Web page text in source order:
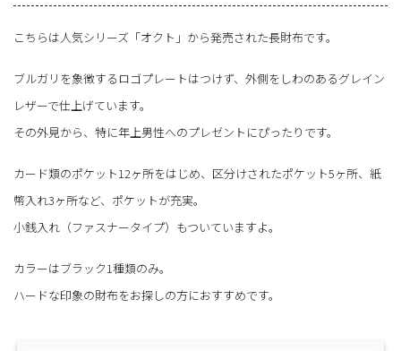
こちらは人気シリーズ「オクト」から発売された長財布です。
ブルガリを象徴するロゴプレートはつけず、外側をしわのあるグレイン
レザーで仕上げています。
その外見から、特に年上男性へのプレゼントにぴったりです。
カード類のポケット12ヶ所をはじめ、区分けされたポケット5ヶ所、紙
幣入れ3ヶ所など、ポケットが充実。
小銭入れ（ファスナータイプ）もついていますよ。
カラーはブラック1種類のみ。
ハードな印象の財布をお探しの方におすすめです。